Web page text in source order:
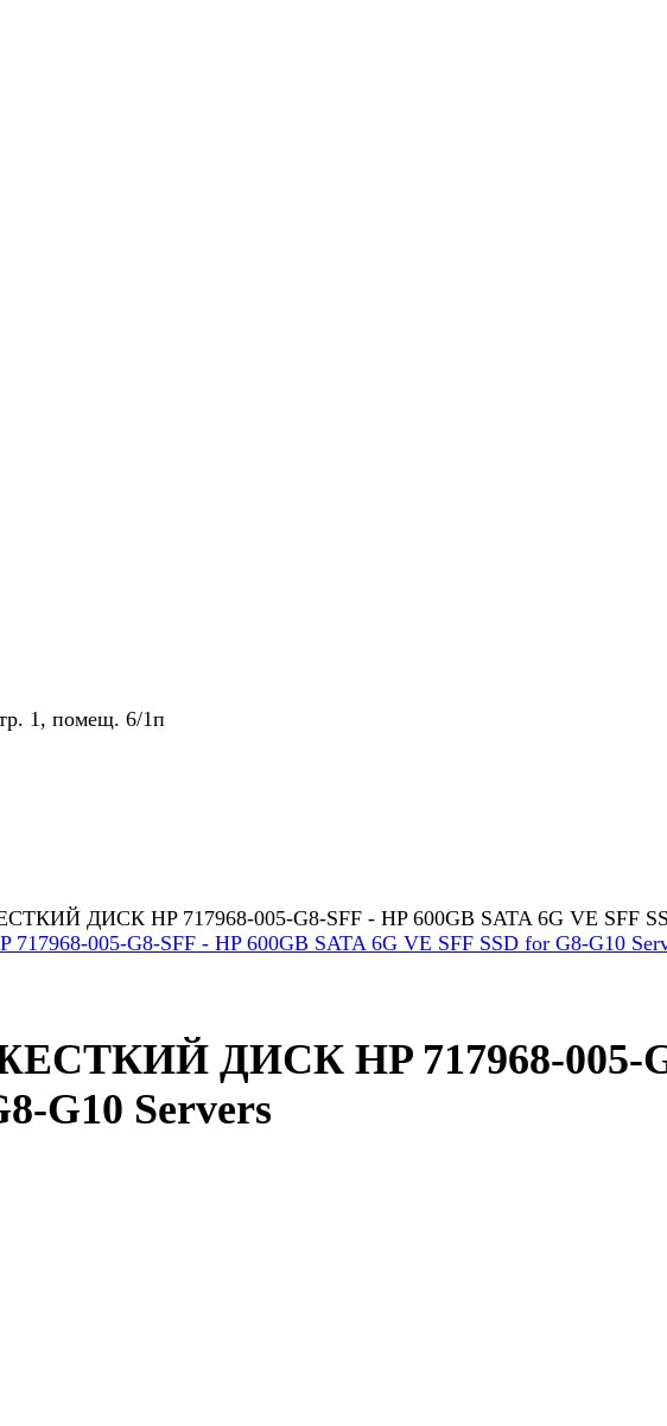
1, помещ. 6/1п
ДИСК HP 717968-005-G8-SFF - HP 600GB SATA 6G VE SFF
ДИСК HP 717968-005-
G10 Servers